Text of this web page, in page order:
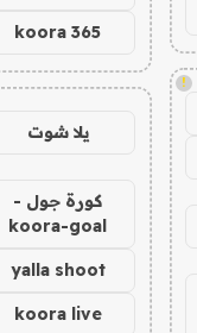
!
koora 365
يلا شوت
كورة جول -
koora-goal
yalla shoot
koora live